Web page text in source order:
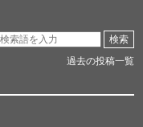
検索
過去の投稿一覧